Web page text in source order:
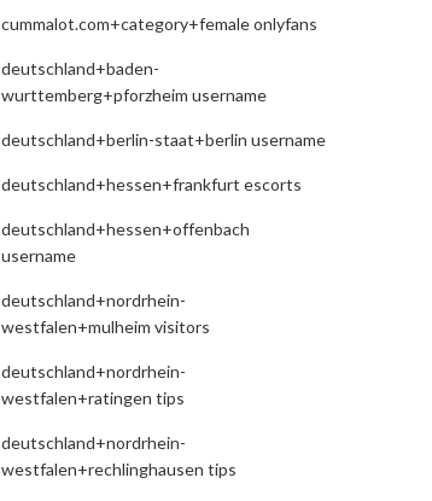
cummalot.com+category+female onlyfans
deutschland+baden-
wurttemberg+pforzheim username
deutschland+berlin-staat+berlin username
deutschland+hessen+frankfurt escorts
deutschland+hessen+offenbach
username
deutschland+nordrhein-
westfalen+mulheim visitors
deutschland+nordrhein-
westfalen+ratingen tips
deutschland+nordrhein-
westfalen+rechlinghausen tips